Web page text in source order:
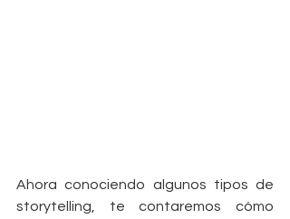
Ahora conociendo algunos tipos de
storytelling, te contaremos cómo